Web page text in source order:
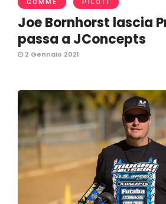
GOMME PILOTI
Joe Bornhorst lascia
passa a JConcepts
2 Gennaio 2021